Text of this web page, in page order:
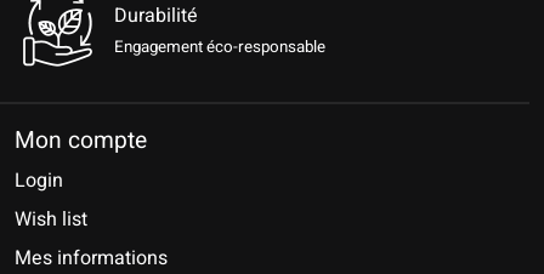
Durabilité
Engagement éco-responsable
Mon compte
Login
Wish list
Mes informations